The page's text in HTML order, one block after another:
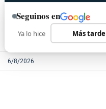
6/8/2026
Seguinos en
Ya lo hice Más tarde